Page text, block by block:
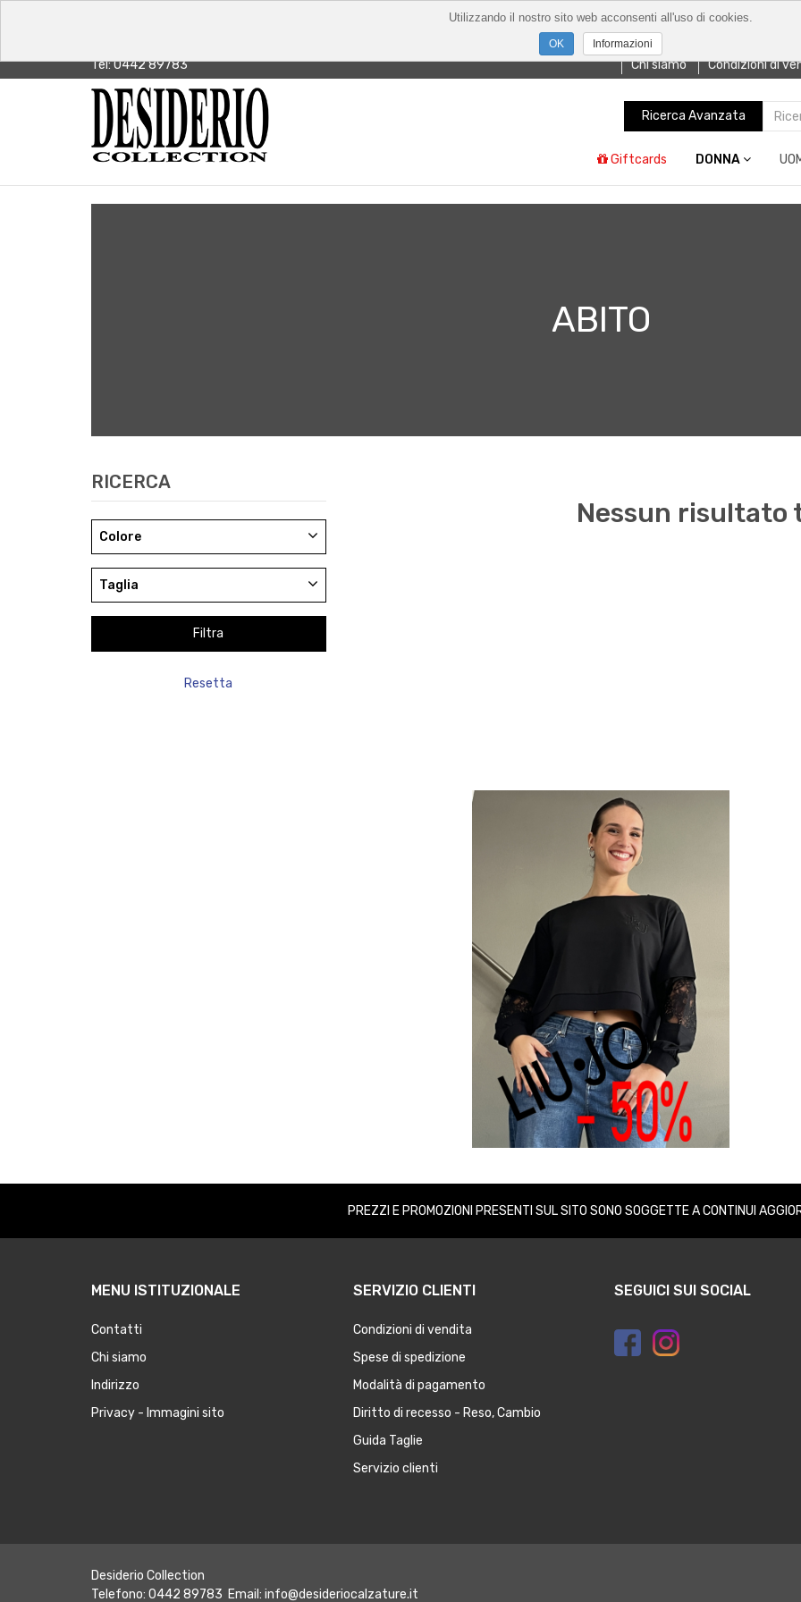
Tel: 0442 89783 Chi siamo Condizioni di
Ricerca Avanzata
Giftcards DONNA
ABITO
RICERCA
Colore
Taglia
Resetta
Nessun risultato
PREZZI E PROMOZIONI PRESENTI SUL SITO SONO SOGGETTE A CONTINUI
MENU ISTITUZIONALE
Contatti
Chi siamo
Indirizzo
Privacy - Immagini sito
SERVIZIO CLIENTI
Condizioni di vendita
Spese di spedizione
Modalità di pagamento
Diritto di recesso - Reso, Cambio
Guida Taglie
Servizio clienti
SEGUICI SUI SOCIAL
Desiderio Collection
Telefono: 0442 89783 Email: info@desideriocalzature.it
Utilizzando il nostro sito web acconsenti all'uso di cookies.
Informazioni